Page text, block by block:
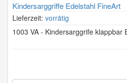
Kindersarggriffe Edelstahl FineArt
Lieferzeit: vorrätig
1003 VA - Kindersarggrife klappbar